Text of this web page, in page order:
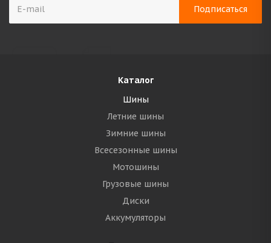
Каталог
Шины
Летние шины
Зимние шины
Всесезонные шины
Мотошины
Грузовые шины
Диски
Аккумуляторы